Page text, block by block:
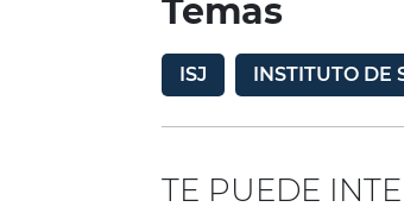
Temas
ISJ INSTITUTO DE
TE PUEDE